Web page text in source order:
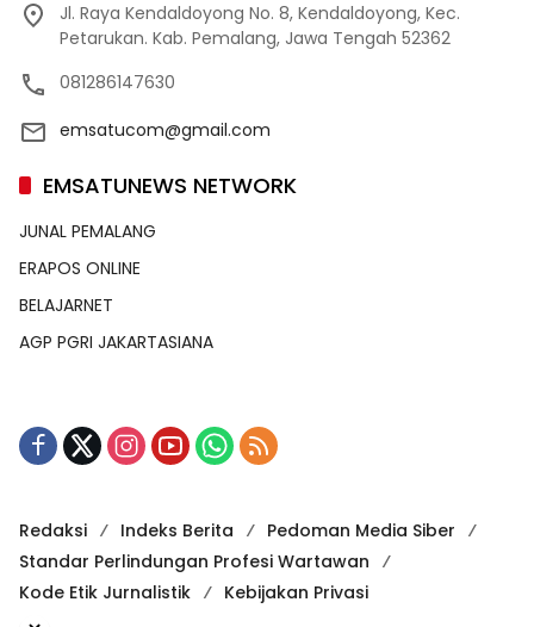
Jl. Raya Kendaldoyong No. 8, Kendaldoyong, Kec.
Petarukan. Kab. Pemalang, Jawa Tengah 52362
081286147630
emsatucom@gmail.com
EMSATUNEWS NETWORK
JUNAL PEMALANG
ERAPOS ONLINE
BELAJARNET
AGP PGRI JAKARTASIANA
Redaksi Indeks Berita
Pedoman Media Siber
Standar Perlindungan Profesi Wartawan
Kode Etik Jurnalistik
Kebijakan Privasi